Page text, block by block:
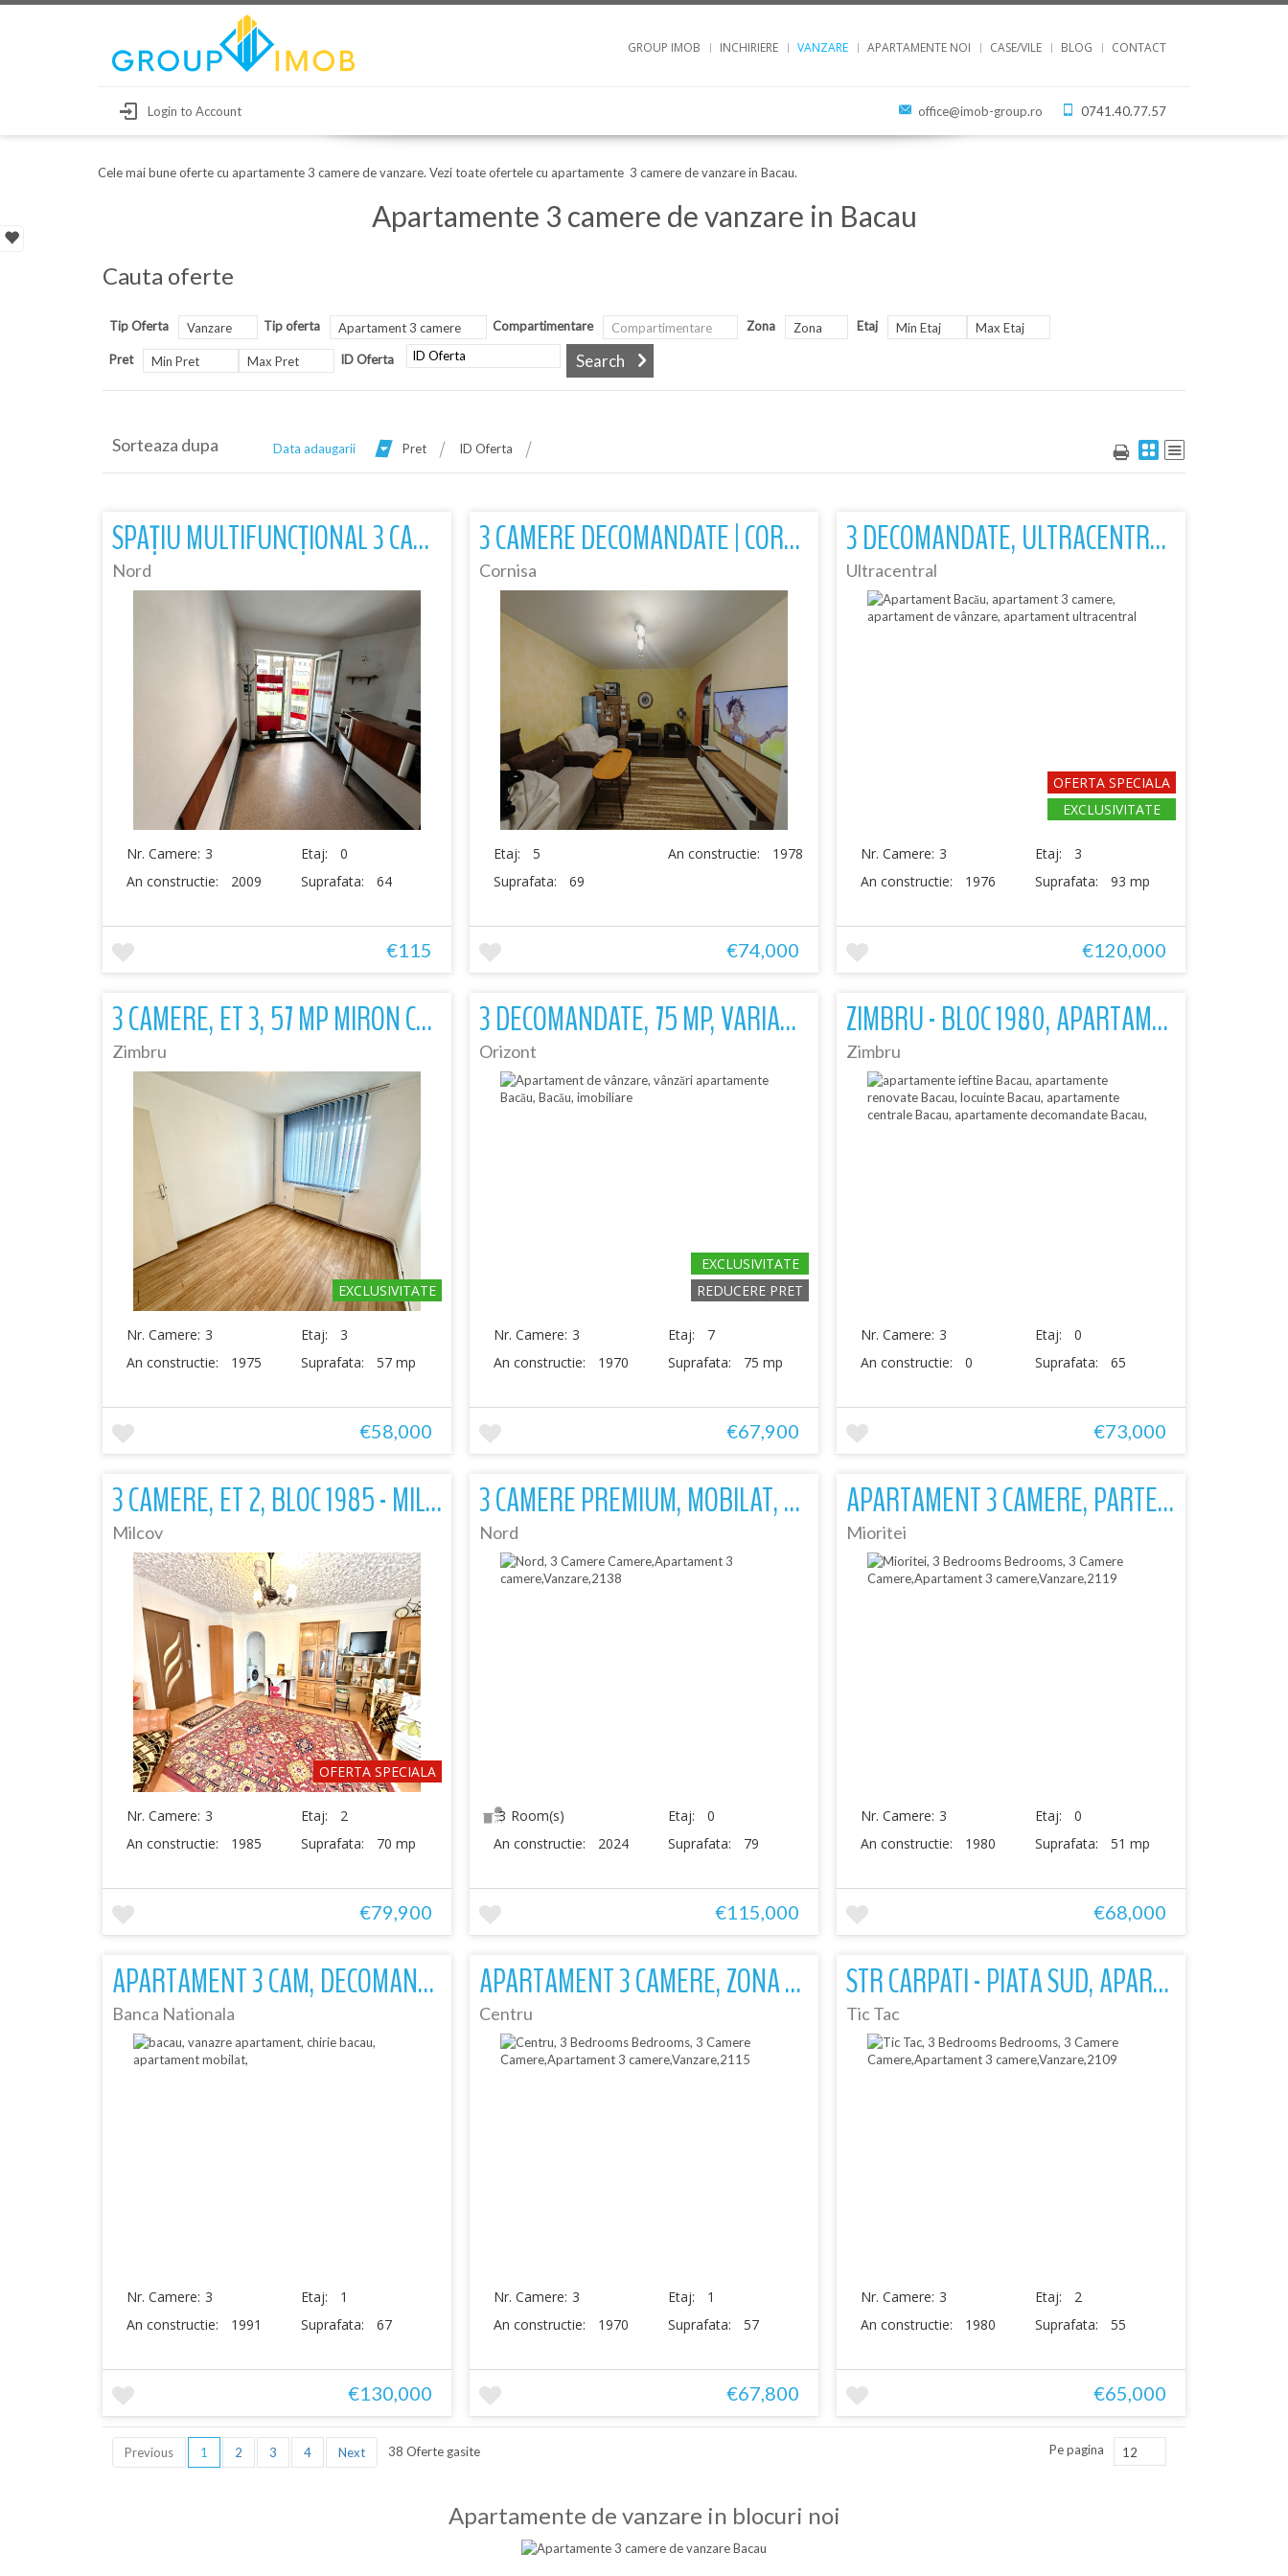
GROUP IMOB INCHIRIERE VANZARE APARTAMENTE NOI CASE/VILE BLOG CONTACT
Login to Account 0741.40.77.57
office@imob-group.ro
Cele mai bune oferte cu apartamente 3 camere de vanzare. Vezi toate ofertele cu apartamente 3 camere de vanzare in Bacau.
Apartamente 3 camere de vanzare in Bacau
Cauta oferte
Tip Oferta Vanzare Tip oferta Apartament 3 camere Compartimentare Compartimentare Zona Zona Etaj Min Etaj Max Etaj
Pret Min Pret Max Pret ID Oferta
Sorteaza dupa Data adaugarii Pret ID Oferta
SPAȚIU MULTIFUNCȚIONAL 3 CAMERE | ȘTEFAN CEL MARE | IDEAL PENTRU SEDIU
Nord
Nr. Camere: 3 Etaj:
0
An constructie:
2009 Suprafata: 64
€115
3 CAMERE DECOMANDATE | CORNIȘA | 63 MP UTILI | SPAȚIOS, ÎNGRIJIT
Cornisa
Etaj: 5 An constructie:
1978
Suprafata:
69
€74,000
3 DECOMANDATE, ULTRACENTRAL, ET 3
Ultracentral
OFERTA SPECIALA
EXCLUSIVITATE
Nr. Camere: 3 Etaj:
3
An constructie:
1976 Suprafata: 93 mp
€120,000
3 CAMERE, ET 3, 57 MP MIRON COSTIN
Zimbru
EXCLUSIVITATE
Nr. Camere: 3 Etaj:
3
An constructie:
1975 Suprafata: 57 mp
€58,000
3 DECOMANDATE, 75 MP, VARIANTA XXL
Orizont
EXCLUSIVITATE
REDUCERE PRET
Nr. Camere: 3 Etaj:
7
An constructie:
1970 Suprafata: 75 mp
€67,900
ZIMBRU - BLOC 1980, APARTAMENT 3 CAMER DECOMANDAT, PARTER, MOBILAT
Zimbru
Nr. Camere: 3 Etaj:
0
An constructie:
0 Suprafata: 65
€73,000
3 CAMERE, ET 2, BLOC 1985 - MILCOV POMPIERI
Milcov
OFERTA SPECIALA
Nr. Camere: 3 Etaj:
2
An constructie:
1985 Suprafata: 70 mp
€79,900
3 CAMERE PREMIUM, MOBILAT, UTILAT, IMPECABIL, ZONA NORD
Nord
3 Room(s) Etaj:
0
An constructie:
2024 Suprafata: 79
€115,000
APARTAMENT 3 CAMERE, PARTER CU IESIRE AFARA, ZONA RESTAURANT MIORITEI
Mioritei
Nr. Camere: 3 Etaj:
0
An constructie:
1980 Suprafata: 51 mp
€68,000
APARTAMENT 3 CAM, DECOMANDAT, ETAJ 1/4, BLOC 1991, MOBILAT & RENOVAT L
Banca Nationala
Nr. Camere: 3 Etaj:
1
An constructie:
1991 Suprafata: 67
€130,000
APARTAMENT 3 CAMERE, ZONA CENTRALĂ – PARCUL CANCICOV, ETAJ 1 DIN 4, SP
Centru
Nr. Camere: 3 Etaj:
1
An constructie:
1970 Suprafata: 57
€67,800
STR CARPATI - PIATA SUD, APARTAMENT 3 CAMERE, ETAJ 2/4, BUCATARIE MARE
Tic Tac
Nr. Camere: 3 Etaj:
2
An constructie:
1980 Suprafata: 55
€65,000
Previous 1 2 3 4 Next 38 Oferte gasite Pe pagina 12
Apartamente de vanzare in blocuri noi